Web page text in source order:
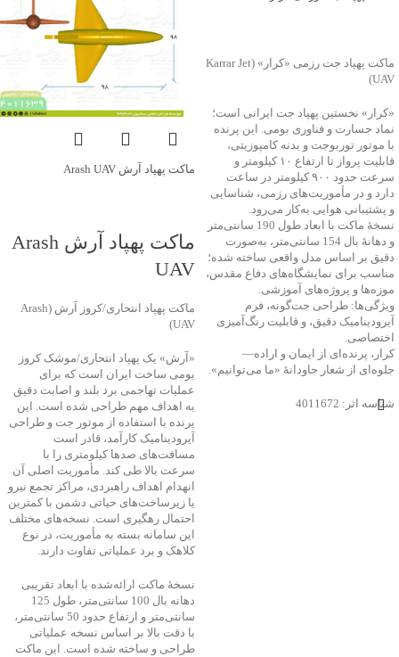
ماکت پهپاد جت رزمی «کرار» (Karrar Jet
UAV)
«کرار» نخستین پهپاد جت ایرانی است؛
نماد جسارت و فناوری بومی. این پرنده
با موتور توربوجت و بدنه کامپوزیتی،
قابلیت پرواز تا ارتفاع ۱۰ کیلومتر و
سرعت حدود ۹۰۰ کیلومتر در ساعت
دارد و در مأموریت‌های رزمی، شناسایی
و پشتیبانی هوایی به‌کار می‌رود.
نسخهٔ ماکت با ابعاد طول 190 سانتی‌متر
و دهانهٔ بال 154 سانتی‌متر، به‌صورت
دقیق بر اساس مدل واقعی ساخته شده؛
مناسب برای نمایشگاه‌های دفاع مقدس،
موزه‌ها و پروژه‌های آموزشی.
ویژگی‌ها: طراحی جت‌گونه، فرم
آیرودینامیک دقیق، و قابلیت رنگ‌آمیزی
اختصاصی.
کرار، پرنده‌ای از ایمان و اراده—
جلوه‌ای از شعار جاودانۀ «ما می‌توانیم».
شناسه اثر: 4011672
ماکت پهپاد آرش Arash UAV
ماکت پهپاد آرش Arash
UAV
ماکت پهپاد انتحاری/کروز آرش (Arash
UAV)
«آرش» یک پهپاد انتحاری/موشک کروز
بومی ساخت ایران است که برای
عملیات تهاجمی برد بلند و اصابت دقیق
به اهداف مهم طراحی شده است. این
پرنده با استفاده از موتور جت و طراحی
آیرودینامیک کارآمد، قادر است
مسافت‌های صدها کیلومتری را با
سرعت بالا طی کند. مأموریت اصلی آن
انهدام اهداف راهبردی، مراکز تجمع نیرو
یا زیرساخت‌های حیاتی دشمن با کمترین
احتمال رهگیری است. نسخه‌های مختلف
این سامانه بسته به مأموریت، در نوع
کلاهک و برد عملیاتی تفاوت دارند.
نسخهٔ ماکت ارائه‌شده با ابعاد تقریبی
دهانه بال 100 سانتی‌متر، طول 125
سانتی‌متر و ارتفاع حدود 50 سانتی‌متر،
با دقت بالا بر اساس نسخه عملیاتی
طراحی و ساخته شده است. این ماکت